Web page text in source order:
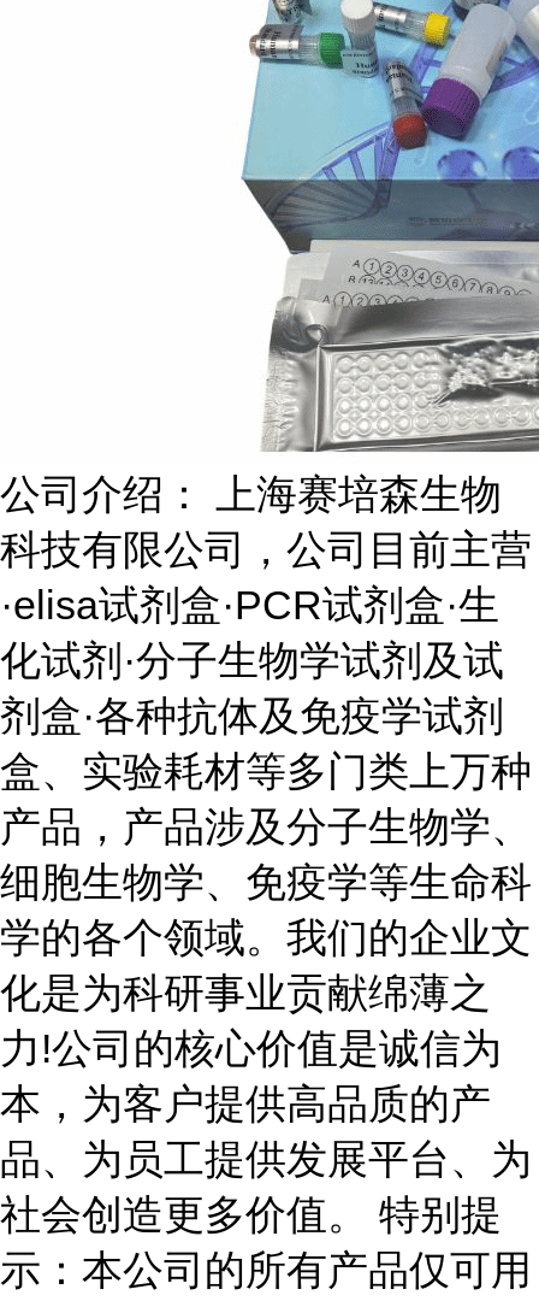
公司介绍： 上海赛培森生物
科技有限公司，公司目前主营
·elisa试剂盒·PCR试剂盒·生
化试剂·分子生物学试剂及试
剂盒·各种抗体及免疫学试剂
盒、实验耗材等多门类上万种
产品，产品涉及分子生物学、
细胞生物学、免疫学等生命科
学的各个领域。我们的企业文
化是为科研事业贡献绵薄之
力!公司的核心价值是诚信为
本，为客户提供高品质的产
品、为员工提供发展平台、为
社会创造更多价值。 特别提
示：本公司的所有产品仅可用